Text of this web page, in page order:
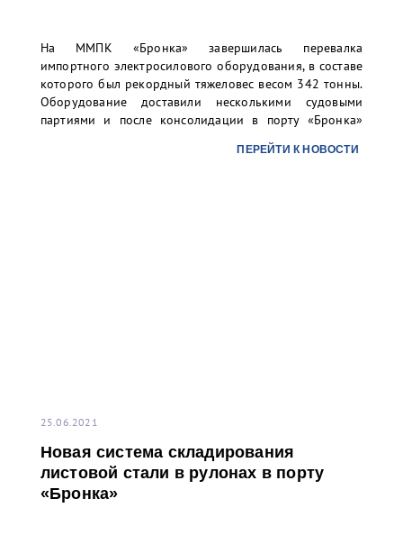
На ММПК «Бронка» завершилась перевалка
импортного электросилового оборудования, в составе
которого был рекордный тяжеловес весом 342 тонны.
Оборудование доставили несколькими судовыми
партиями и после консолидации в порту «Бронка»
предприятий топливно-энергетического комплекса
ПЕРЕЙТИ К НОВОСТИ
25.06.2021
Новая система складирования
листовой стали в рулонах в порту
«Бронка»